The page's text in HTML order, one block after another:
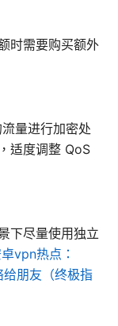
时需要购买额外
量进行加密处
适度调整 QoS
下尽量使用独立
vpn热点：
朋友（终极指